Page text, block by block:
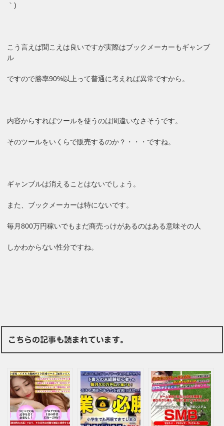
｀)
こう言えば聞こえは良いですが実際はブックメーカーもギャンブ
ル
ですので勝率90%以上って普通に考えれば異常ですから。
内容からすればツールを使うのは間違いなさそうです。
そのツールをいくらで販売するのか？・・・ですね。
ギャンブルは消えることはないでしょう。
また、ブックメーカーは特にないです。
毎月800万円稼いでもまだ商売っけがあるのはある意味その人
しかわからない性分ですね。
こちらの記事も読まれています。